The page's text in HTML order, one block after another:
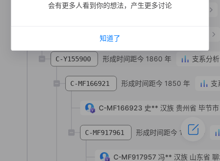
C-Y155745 形成时间距今 1880 年
C-MV10517马**
C-Y155900 形成时间距今 1860 年 支系分析
C-MF166921 形成时间距今 1850 年 支
C-MF166923 史** 汉族 贵州省 毕节
C-MF917961 形成时间距今 1830 年
C-MF917957 冯** 汉族 山东省
会有更多人看到你的想法，产生更多讨论
知道了